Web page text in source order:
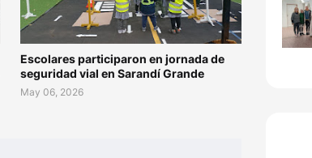
Escolares participaron en jornada de
seguridad vial en Sarandí Grande
May 06, 2026